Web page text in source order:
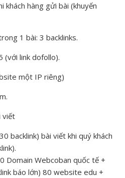
khách hàng gửi bài (khuyến
1 bài: 3 backlinks.
(với link dofollo).
một IP riêng)
viết
backlink) bài viết khi quý khách
Domain Webcoban quốc tế +
báo lớn) 80 website edu +